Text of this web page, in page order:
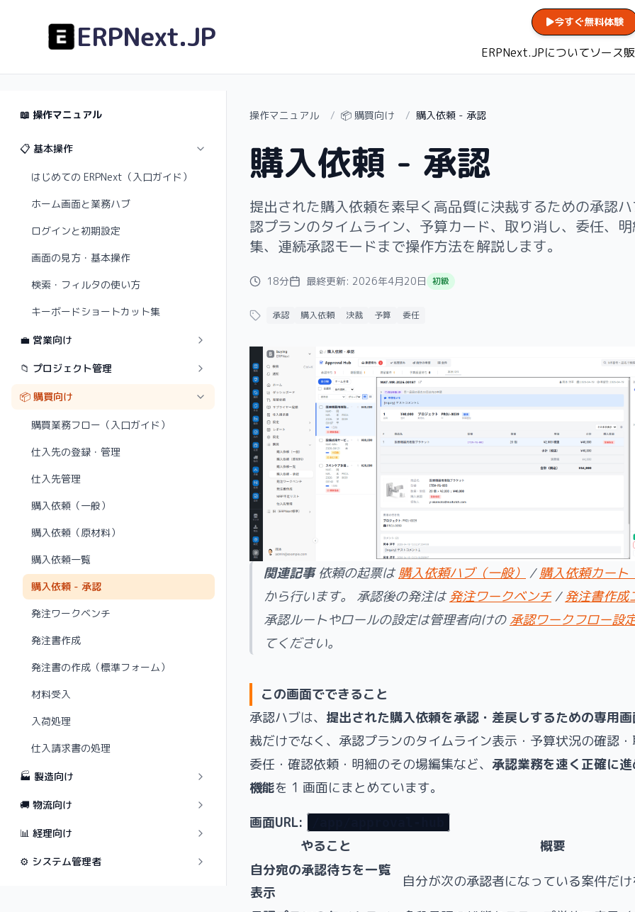
ERPNext.JP 今すぐ無料体験
ERPNext.JPについてソース
📖 操作マニュアル
📋 基本操作
はじめての ERPNext（入口ガイド）
ホーム画面と業務ハブ
ログインと初期設定
画面の見方・基本操作
検索・フィルタの使い方
キーボードショートカット集
💼 営業向け
📁 プロジェクト管理
📦 購買向け
購買業務フロー（入口ガイド）
仕入先の登録・管理
仕入先管理
購入依頼（一般）
購入依頼（原材料）
購入依頼一覧
購入依頼 - 承認
発注ワークベンチ
発注書作成
発注書の作成（標準フォーム）
材料受入
入荷処理
仕入請求書の処理
🏭 製造向け
🚚 物流向け
📊 経理向け
⚙️ システム管理者
操作マニュアル / 📦 購買向け / 購入依頼 - 承認
購入依頼 - 承認
提出された購入依頼を素早く高品質に決裁するための承認
認プランのタイムライン、予算カード、取り消し、委任、
集、連続承認モードまで操作方法を解説します。
18分 最終更新: 2026年4月20日 初級
承認 購入依頼 決裁 予算 委任
関連記事依頼の起票は購入依頼ハブ（一般） /購入依頼カート
から行います。 承認後の発注は発注ワークベンチ/発注書作成
承認ルートやロールの設定は管理者向けの 承認ワークフロー設
てください。
この画面でできること
承認ハブは、 提出された購入依頼を承認・差戻しするための専用
裁だけでなく、承認プランのタイムライン表示・予算状況の確認
委任・確認依頼・明細のその場編集など、 承認業務を速く正確に
機能を 1 画面にまとめています。
画面URL:
やること
概要
自分宛の承認待ちを一覧
表示
自分が次の承認者になっている案件だ